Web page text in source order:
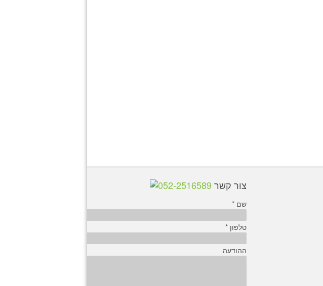
צור קשר 052-2516589
שם *
טלפון *
ההודעה